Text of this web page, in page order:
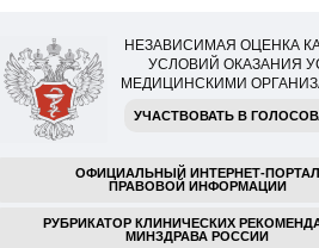
НЕЗАВИСИМАЯ ОЦЕНКА
УСЛОВИЙ ОКАЗАНИЯ
МЕДИЦИНСКИМИ
УЧАСТВОВАТЬ В
ОФИЦИАЛЬНЫЙ ИНТЕРНЕТ-ПОРТАЛ
ПРАВОВОЙ ИНФОРМАЦИИ
РУБРИКАТОР КЛИНИЧЕСКИХ
МИНЗДРАВА РОССИИ